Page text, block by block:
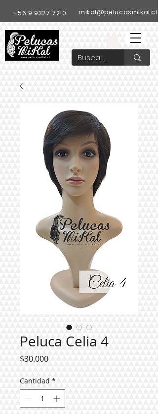
+56 9 9327 7210 mikal@pelucasmikal.cl
Peluca Celia 4
$30.000Precio
Cantidad *